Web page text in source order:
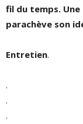
fil du temps. Une
parachève son
Entretien.
.
.
.